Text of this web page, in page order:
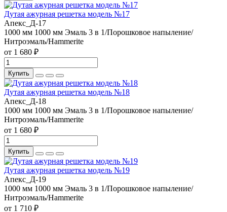
Дутая ажурная решетка модель №17
Апекс_Д-17
1000 мм 1000 мм Эмаль 3 в 1/Порошковое напыление/
Нитроэмаль/Hammerite
от 1 680 ₽
Купить
Дутая ажурная решетка модель №18
Апекс_Д-18
1000 мм 1000 мм Эмаль 3 в 1/Порошковое напыление/
Нитроэмаль/Hammerite
от 1 680 ₽
Купить
Дутая ажурная решетка модель №19
Апекс_Д-19
1000 мм 1000 мм Эмаль 3 в 1/Порошковое напыление/
Нитроэмаль/Hammerite
от 1 710 ₽